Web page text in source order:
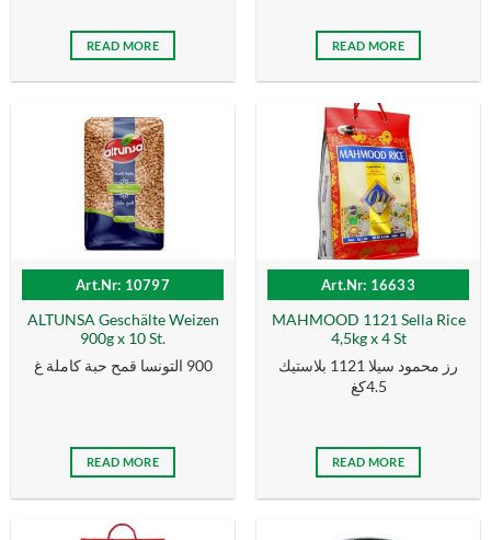
READ MORE READ MORE
Art.Nr: 10797
ALTUNSA Geschälte Weizen
900g x 10 St.
900 التونسا قمح حبة كاملة غ
READ MORE
Art.Nr: 16633
MAHMOOD 1121 Sella Rice
4,5kg x 4 St
رز محمود سيلا 1121 بلاستيك
4.5كغ
READ MORE